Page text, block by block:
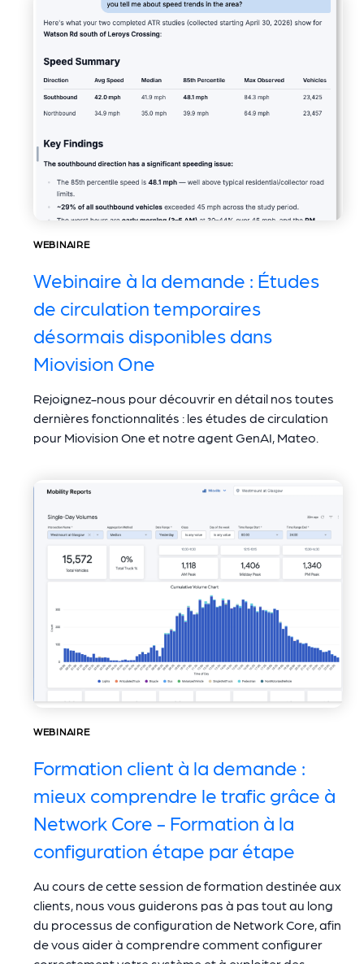
WEBINAIRE
Webinaire à la demande : Études
de circulation temporaires
désormais disponibles dans
Miovision One
Rejoignez-nous pour découvrir en détail nos toutes
dernières fonctionnalités : les études de circulation
pour Miovision One et notre agent GenAI, Mateo.
WEBINAIRE
Formation client à la demande :
mieux comprendre le trafic grâce à
Network Core - Formation à la
configuration étape par étape
Au cours de cette session de formation destinée aux
clients, nous vous guiderons pas à pas tout au long
du processus de configuration de Network Core, afin
de vous aider à comprendre comment configurer